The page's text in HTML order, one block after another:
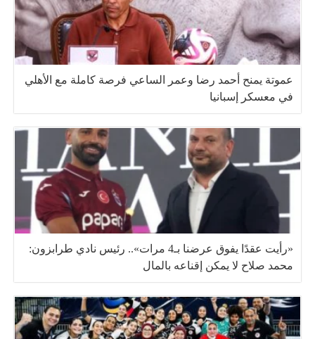
عموتة يمنح أحمد رضا وعمر الساعي فرصة كاملة مع الأهلي
في معسكر إسبانيا
«رأيت عقدًا يفوق عرضنا بـ4 مرات».. رئيس نادي طرابزون:
محمد صلاح لا يمكن إقناعه بالمال